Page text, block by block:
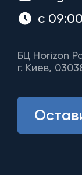
с
БЦ Horizon
г. Киев,